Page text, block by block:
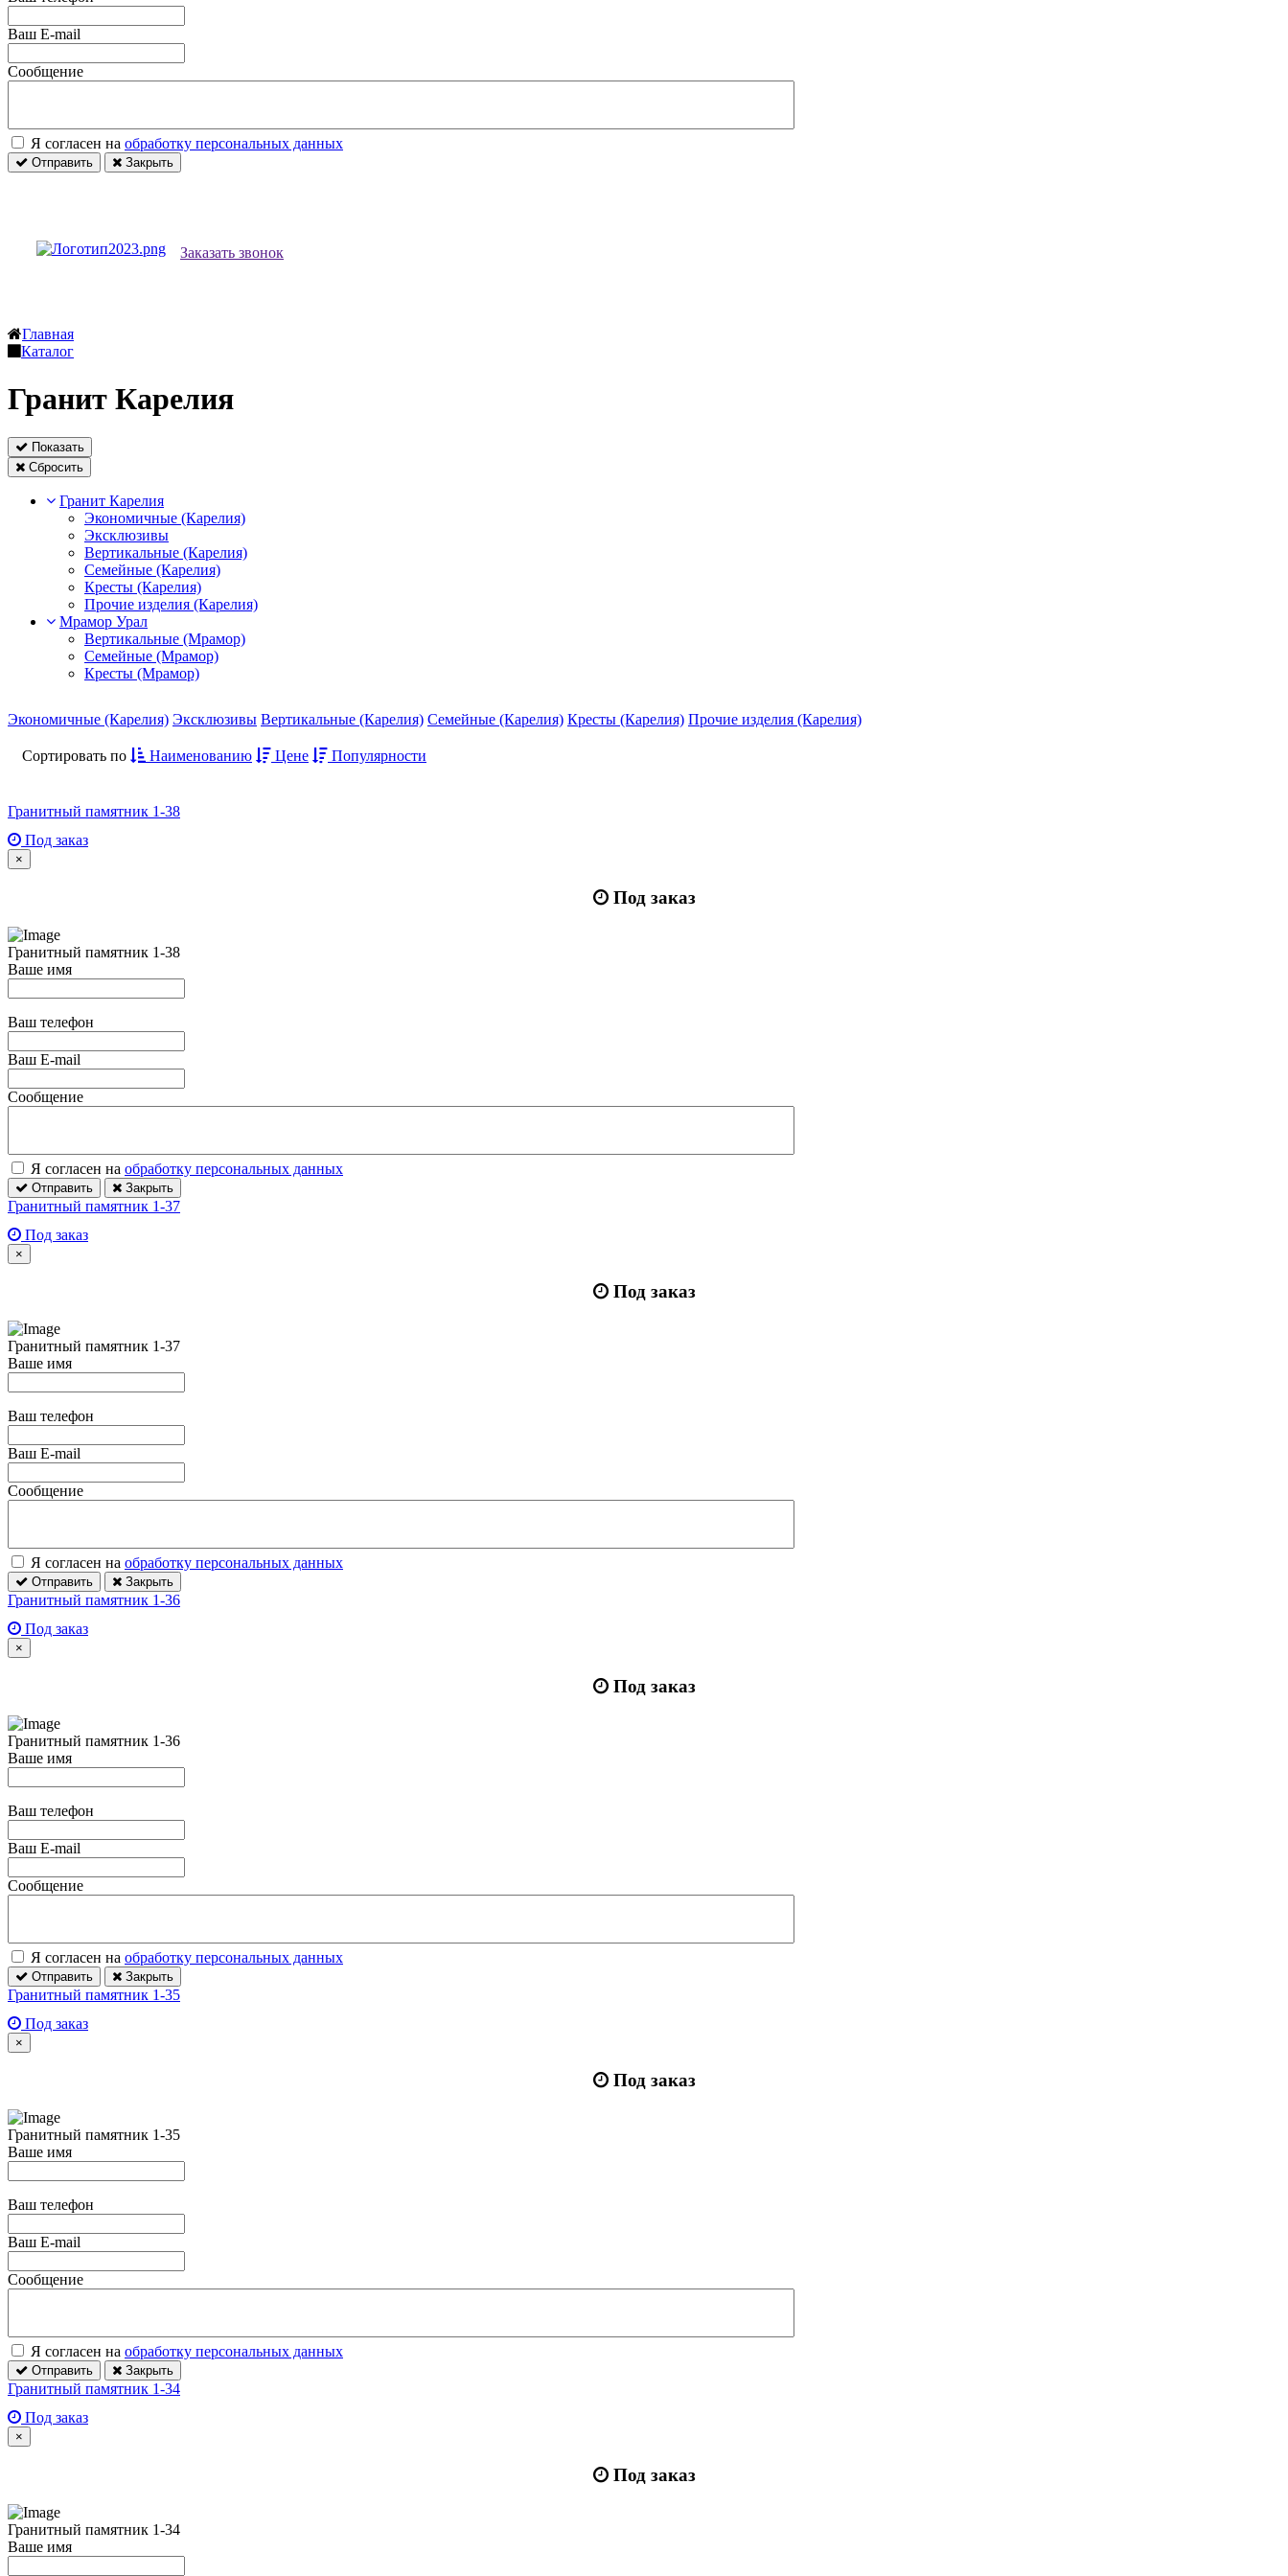
Ваш E-mail
Сообщение
Я согласен на обработку персональных данных
Отправить Закрыть
Заказать звонок
Главная
Каталог
Гранит Карелия
Показать
Сбросить
Гранит Карелия
Экономичные (Карелия)
Эксклюзивы
Вертикальные (Карелия)
Семейные (Карелия)
Кресты (Карелия)
Прочие изделия (Карелия)
Мрамор Урал
Вертикальные (Мрамор)
Семейные (Мрамор)
Кресты (Мрамор)
Экономичные (Карелия) Эксклюзивы Вертикальные (Карелия) Семейные (Карелия) Кресты (Карелия) Прочие изделия (Карелия)
Сортировать по Наименованию Цене Популярности
Гранитный памятник 1-38
Под заказ
×
Под заказ
Гранитный памятник 1-38
Ваше имя
Ваш телефон
Ваш E-mail
Сообщение
Я согласен на обработку персональных данных
Отправить Закрыть
Гранитный памятник 1-37
Под заказ
×
Под заказ
Гранитный памятник 1-37
Ваше имя
Ваш телефон
Ваш E-mail
Сообщение
Я согласен на обработку персональных данных
Отправить Закрыть
Гранитный памятник 1-36
Под заказ
×
Под заказ
Гранитный памятник 1-36
Ваше имя
Ваш телефон
Ваш E-mail
Сообщение
Я согласен на обработку персональных данных
Отправить Закрыть
Гранитный памятник 1-35
Под заказ
×
Под заказ
Гранитный памятник 1-35
Ваше имя
Ваш телефон
Ваш E-mail
Сообщение
Я согласен на обработку персональных данных
Отправить Закрыть
Гранитный памятник 1-34
Под заказ
×
Под заказ
Гранитный памятник 1-34
Ваше имя